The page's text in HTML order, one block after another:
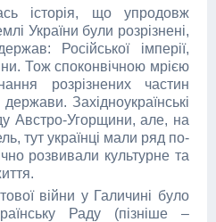
історія, що упродовж
України були розрізнені,
Російської імперії,
Тож споконвічною мрією
розрізнених частин
Західноукраїнські
Австро-Угорщини, але, на
тут українці мали ряд по-
розвивали культурне та
війни у Галичині було
Раду (пізніше –